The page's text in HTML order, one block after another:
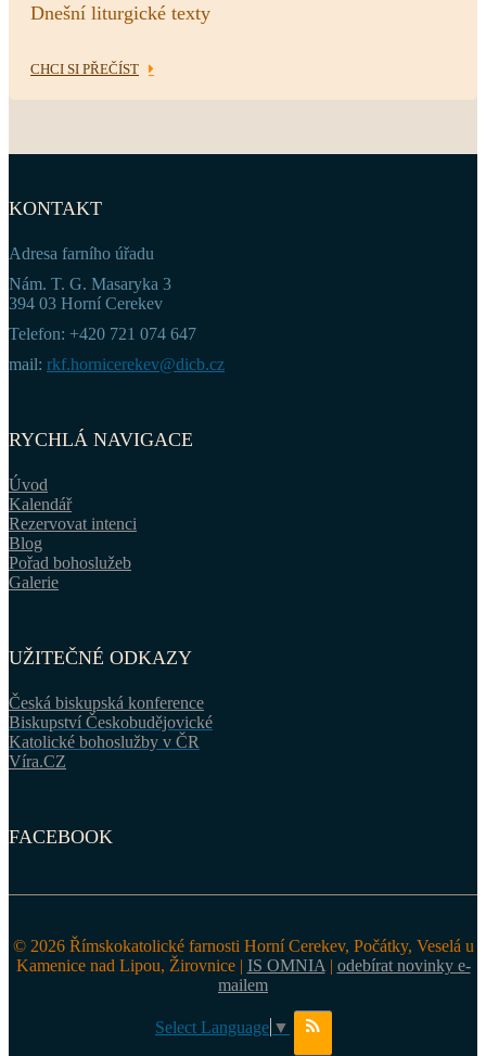
Dnešní liturgické texty
CHCI SI PŘEČÍST
KONTAKT
Adresa farního úřadu
Nám. T. G. Masaryka 3
394 03 Horní Cerekev
Telefon: +420 721 074 647
mail: rkf.hornicerekev@dicb.cz
RYCHLÁ NAVIGACE
Úvod
Kalendář
Rezervovat intenci
Blog
Pořad bohoslužeb
Galerie
UŽITEČNÉ ODKAZY
Česká biskupská konference
Biskupství Českobudějovické
Katolické bohoslužby v ČR
Víra.CZ
FACEBOOK
© 2026 Římskokatolické farnosti Horní Cerekev, Počátky, Veselá u
Kamenice nad Lipou, Žirovnice | IS OMNIA | odebírat novinky e-
mailem
Select Language ▼